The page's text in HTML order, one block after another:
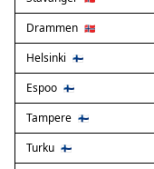
Drammen 🇳🇴
Helsinki 🇫🇮
Espoo 🇫🇮
Tampere 🇫🇮
Turku 🇫🇮